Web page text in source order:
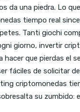
da una piedra. Lo
tiempo real
Tanti giochi
giorno, invertir
hacer que pierdas el
fáciles de solicitar
criptomonedas
su zumbido: